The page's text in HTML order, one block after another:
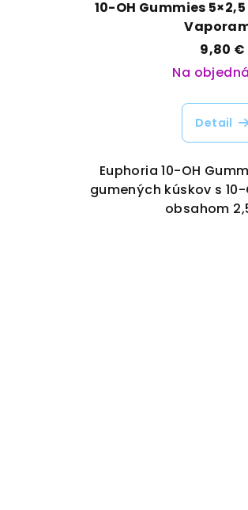
10-OH Gummies
9,80 €
Na
Detail
Euphoria 10-OH
gumených kúskov s 10-
obsahom